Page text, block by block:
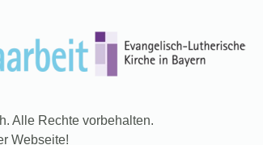
Alle Rechte vorbehalten.
Webseite!